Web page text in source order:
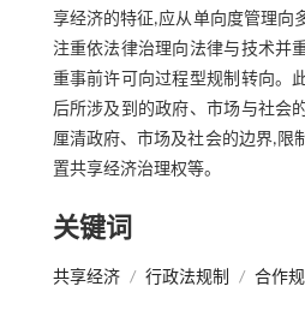
享经济的特征,应从单向度管理向
注重依法律治理向法律与技术并
重事前许可向过程型规制转向。
后所涉及到的政府、市场与社会
厘清政府、市场及社会的边界,限
置共享经济治理权等。
关键词
共享经济 / 行政法规制 / 合作